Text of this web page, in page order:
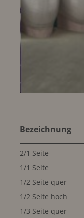
Bezeichnung
2/1 Seite
1/1 Seite
1/2 Seite quer
1/2 Seite hoch
1/3 Seite quer